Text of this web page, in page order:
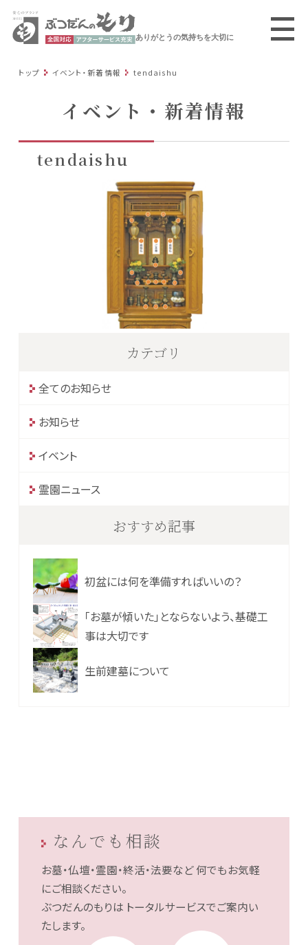
ありがとうの気持ちを大切に
トップ イベント・新着情報 tendaishu
イベント・新着情報
tendaishu
カテゴリ
全てのお知らせ
お知らせ
イベント
霊園ニュース
おすすめ記事
初盆には何を準備すればいいの？
「お墓が傾いた」とならないよう、基礎工
事は大切です
生前建墓について
なんでも相談
お墓・仏壇・霊園・終活・法要など何でもお気軽
にご相談ください。
ぶつだんのもりは トータルサービスでご案内い
たします。